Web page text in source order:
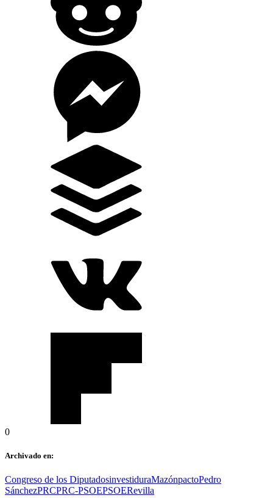
0
Archivado en:
Congreso de los DiputadosinvestiduraMazónpactoPedro
SánchezPRCPRC-PSOEPSOERevilla